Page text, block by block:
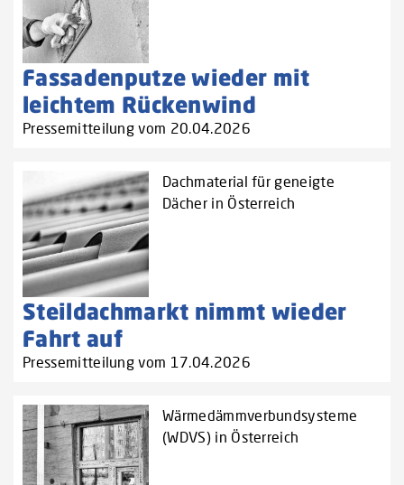
Fassadenputze wieder mit
leichtem Rückenwind
Pressemitteilung vom 20.04.2026
Dachmaterial für geneigte
Dächer in Österreich
Steildachmarkt nimmt wieder
Fahrt auf
Pressemitteilung vom 17.04.2026
Wärmedämmverbundsysteme
(WDVS) in Österreich